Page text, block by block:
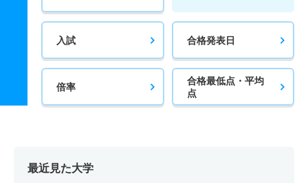
入試 合格発表日
倍率
合格最低点・平均
点
最近見た大学